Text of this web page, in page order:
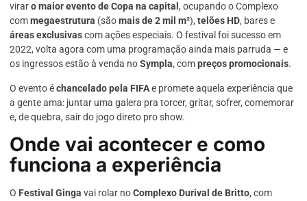
viraro maior evento de Copa na capital , ocupando o Complexo
commegaestrutura (sãomais de 2 mil m²), telões HD, bares e
áreas exclusivascom ações especiais. O festival foi sucesso em
2022, volta agora com uma programação ainda mais parruda — e
os ingressos estão à venda noSympla, compreços promocionais.
O evento échancelado pela FIFAe promete aquela experiência que
a gente ama: juntar uma galera pra torcer, gritar, sofrer, comemorar
e, de quebra, sair do jogo direto pro show.
Onde vai acontecer e como
funciona a experiência
O Festival Ginga vai rolar noComplexo Durival de Britto, com